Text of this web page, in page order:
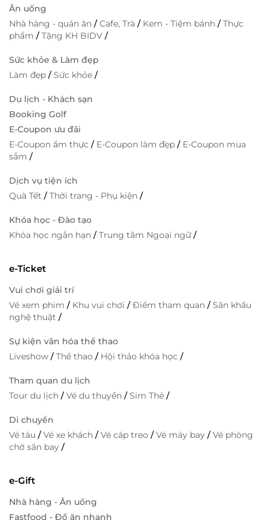
Ăn uống
Nhà hàng - quán ăn /Cafe, Trà / Kem - Tiệm bánh /Thực
phẩm /Tặng KH BIDV /
Sức khỏe & Làm đẹp
Làm đẹp /Sức khỏe /
Du lịch - Khách sạn
Booking Golf
E-Coupon ưu đãi
E-Coupon ẩm thực / E-Coupon làm đẹp / E-Coupon mua
sắm /
Dịch vụ tiện ích
Quà Tết /Thời trang - Phụ kiện /
Khóa học - Đào tạo
Khóa học ngắn hạn /Trung tâm Ngoại ngữ/
e-Ticket
Vui chơi giải trí
Vé xem phim / Khu vui chơi /Điểm tham quan /Sân khấu
nghệ thuật /
Sự kiện văn hóa thể thao
Liveshow /Thể thao / Hội thảo khóa học /
Tham quan du lịch
Tour du lịch /Vé du thuyền /Sim Thẻ /
Di chuyển
Vé tàu /Vé xe khách /Vé cáp treo /Vé máy bay /Vé phòng
chờ sân bay /
e-Gift
Nhà hàng - Ăn uống
Fastfood - Đồ ăn nhanh